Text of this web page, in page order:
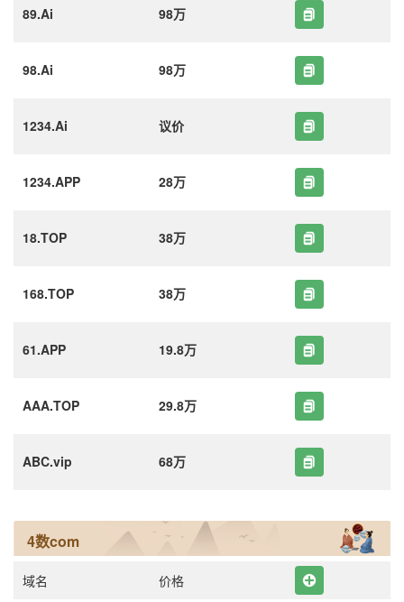
89.Ai 98万
98.Ai 98万
1234.Ai 议价
1234.APP 28万
18.TOP 38万
168.TOP 38万
61.APP 19.8万
AAA.TOP 29.8万
ABC.vip 68万
4数com
域名 价格